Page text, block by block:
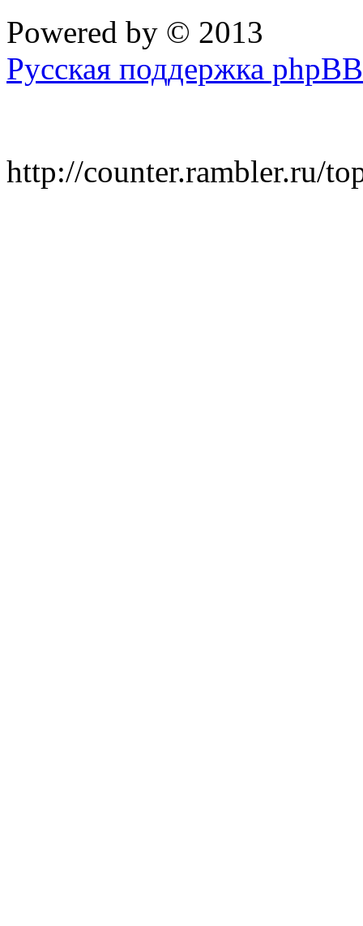
Powered by © 2013
Русская поддержка phpBB
http://counter.rambler.ru/